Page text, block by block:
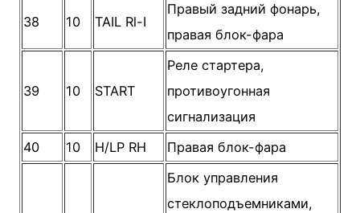
38 10 TAIL Rl-I
Правый задний фонарь,
правая блок-фара
39 10 START
Реле стартера,
противоугонная
сигнализация
40
10 H/LP RH Правая блок-фара
Блок управления
стеклоподъемниками,